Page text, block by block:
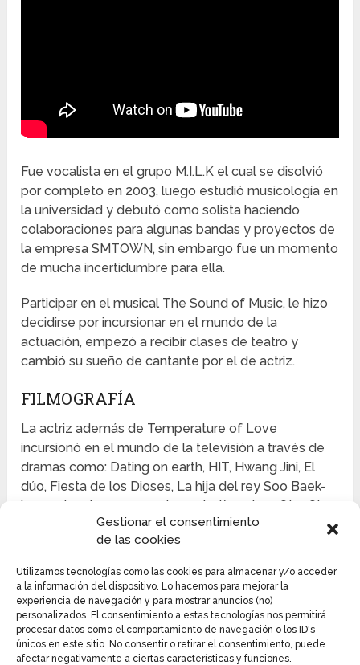
Gestionar el consentimiento
de las cookies
Utilizamos tecnologías como las cookies para almacenar y/o acceder
a la información del dispositivo. Lo hacemos para mejorar la
experiencia de navegación y para mostrar anuncios (no)
personalizados. El consentimiento a estas tecnologías nos permitirá
procesar datos como el comportamiento de navegación o los ID's
únicos en este sitio. No consentir o retirar el consentimiento, puede
afectar negativamente a ciertas características y funciones.
Fue vocalista en el grupo M.I.L.K el cual se disolvió
por completo en 2003, luego estudió musicología en
la universidad y debutó como solista haciendo
colaboraciones para algunas bandas y proyectos de
la empresa SMTOWN, sin embargo fue un momento
de mucha incertidumbre para ella.
Participar en el musical The Sound of Music, le hizo
decidirse por incursionar en el mundo de la
actuación, empezó a recibir clases de teatro y
cambió su sueño de cantante por el de actriz.
FILMOGRAFÍA
La actriz además de Temperature of Love
incursionó en el mundo de la televisión a través de
dramas como: Dating on earth, HIT, Hwang Jini, El
dúo, Fiesta de los Dioses, La hija del rey Soo Baek-
hyang, Los tres mosqueteros, Let`s eats 2, Otra Oh
Hae-young y Romantic doctor, teacher kim junto a
Yang Se Jong.
PELÍCULAS
Sus excelentes interpretaciones no solo han sido
apreciadas para la televisión, también para grandes
producciones cinematográficas como: Ashamed,